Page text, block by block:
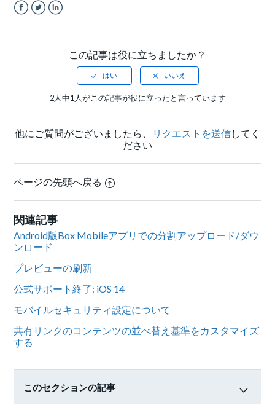
この記事は役に立ちましたか？
2人中1人がこの記事が役に立ったと言っています
他にご質問がございましたら、 リクエストを送信してく
ださい
ページの先頭へ戻る
関連記事
Android版Box Mobileアプリでの分割アップロード/ダウ
ンロード
プレビューの刷新
公式サポート終了: iOS 14
モバイルセキュリティ設定について
共有リンクのコンテンツの並べ替え基準をカスタマイズ
する
このセクションの記事